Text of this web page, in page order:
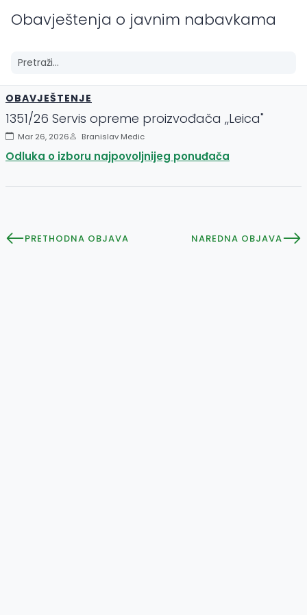
Obavještenja o javnim nabavkama
OBAVJEŠTENJE
1351/26 Servis opreme proizvođača ,,Leica"
Mar 26, 2026 Branislav Medic
Odluka o izboru najpovoljnijeg ponuđača
PRETHODNA OBJAVA NAREDNA OBJAVA